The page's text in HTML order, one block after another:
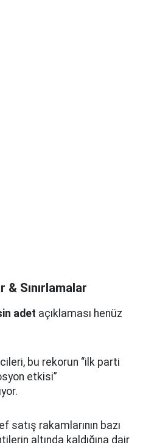
Sınırlamalar
adet açıklaması henüz
bu rekorun “ilk parti
etkisi”
satış rakamlarının bazı
altında kaldığına dair